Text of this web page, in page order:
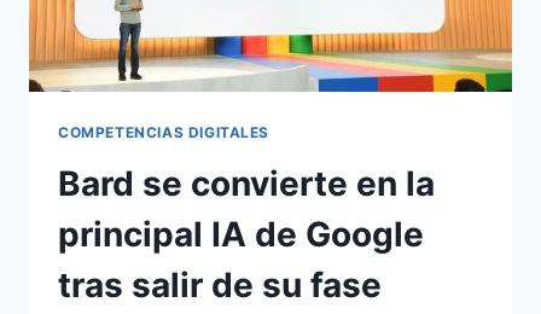
COMPETENCIAS DIGITALES
Bard se convierte en la
principal IA de Google
tras salir de su fase